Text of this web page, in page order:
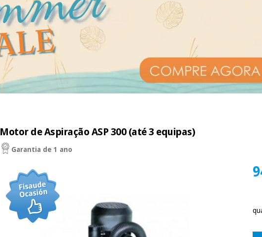
Motor de Aspiração ASP 300 (até 3 equipas)
Garantia de 1 ano